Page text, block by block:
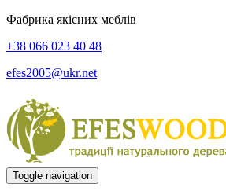
Фабрика якісних меблів
+38 066 023 40 48
efes2005@ukr.net
Toggle navigation